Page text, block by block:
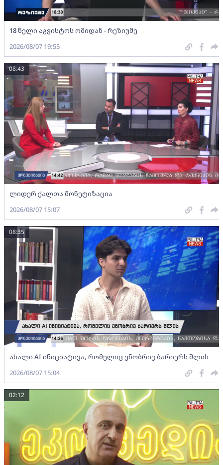
18 წელი აგვისტოს ომიდან - რეზიუმე
2026/08/07 19:55
ლიდერ ქალთა მონეტიზაცია
08:43
2026/08/07 15:07
ახალი AI ინიციატივა, რომელიც ენობრივ ბარიერს შლის
08:35
2026/08/07 15:04
02:12